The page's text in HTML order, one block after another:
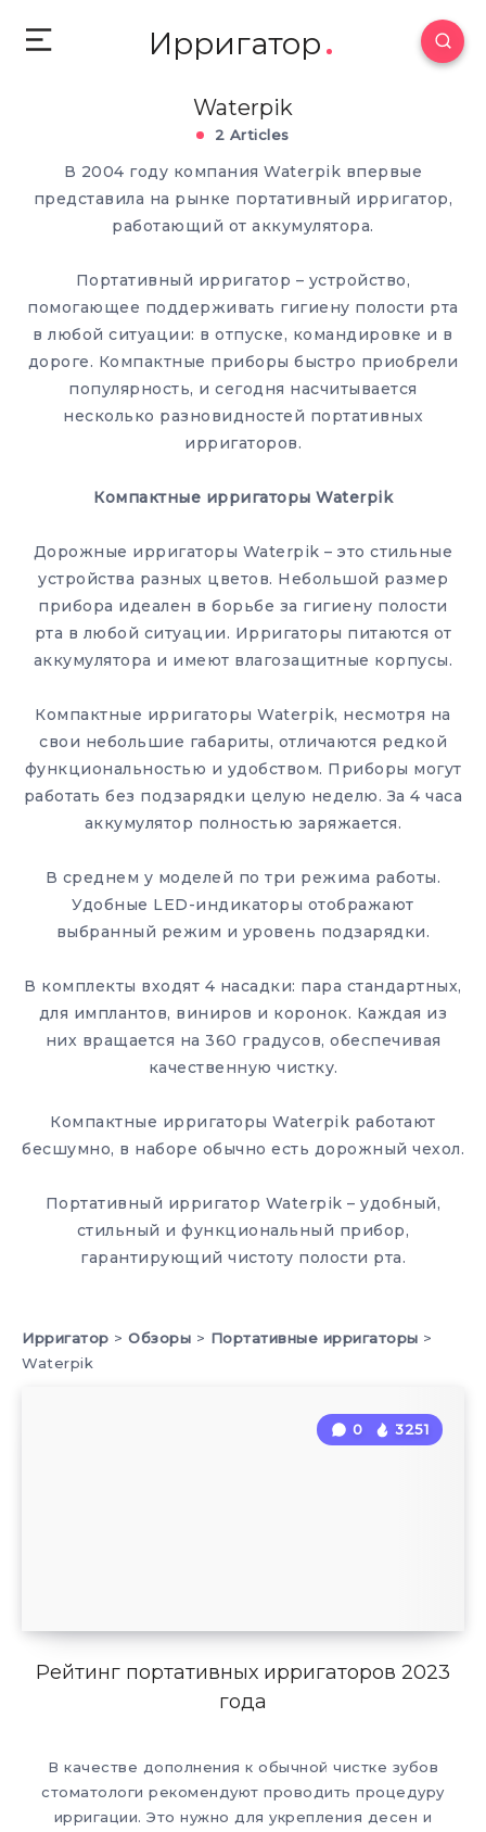
Ирригатор
Waterpik
2 Articles
В 2004 году компания Waterpik впервые
представила на рынке портативный ирригатор,
работающий от аккумулятора.
Портативный ирригатор – устройство,
помогающее поддерживать гигиену полости рта
в любой ситуации: в отпуске, командировке и в
дороге. Компактные приборы быстро приобрели
популярность, и сегодня насчитывается
несколько разновидностей портативных
ирригаторов.
Компактные ирригаторы Waterpik
Дорожные ирригаторы Waterpik – это стильные
устройства разных цветов. Небольшой размер
прибора идеален в борьбе за гигиену полости
рта в любой ситуации. Ирригаторы питаются от
аккумулятора и имеют влагозащитные корпусы.
Компактные ирригаторы Waterpik, несмотря на
свои небольшие габариты, отличаются редкой
функциональностью и удобством. Приборы могут
работать без подзарядки целую неделю. За 4 часа
аккумулятор полностью заряжается.
В среднем у моделей по три режима работы.
Удобные LED-индикаторы отображают
выбранный режим и уровень подзарядки.
В комплекты входят 4 насадки: пара стандартных,
для имплантов, виниров и коронок. Каждая из
них вращается на 360 градусов, обеспечивая
качественную чистку.
Компактные ирригаторы Waterpik работают
бесшумно, в наборе обычно есть дорожный чехол.
Портативный ирригатор Waterpik – удобный,
стильный и функциональный прибор,
гарантирующий чистоту полости рта.
Ирригатор > Обзоры > Портативные ирригаторы >
Waterpik
Рейтинг портативных ирригаторов 2023
года
0 3251
В качестве дополнения к обычной чистке зубов
стоматологи рекомендуют проводить процедуру
ирригации. Это нужно для укрепления десен и